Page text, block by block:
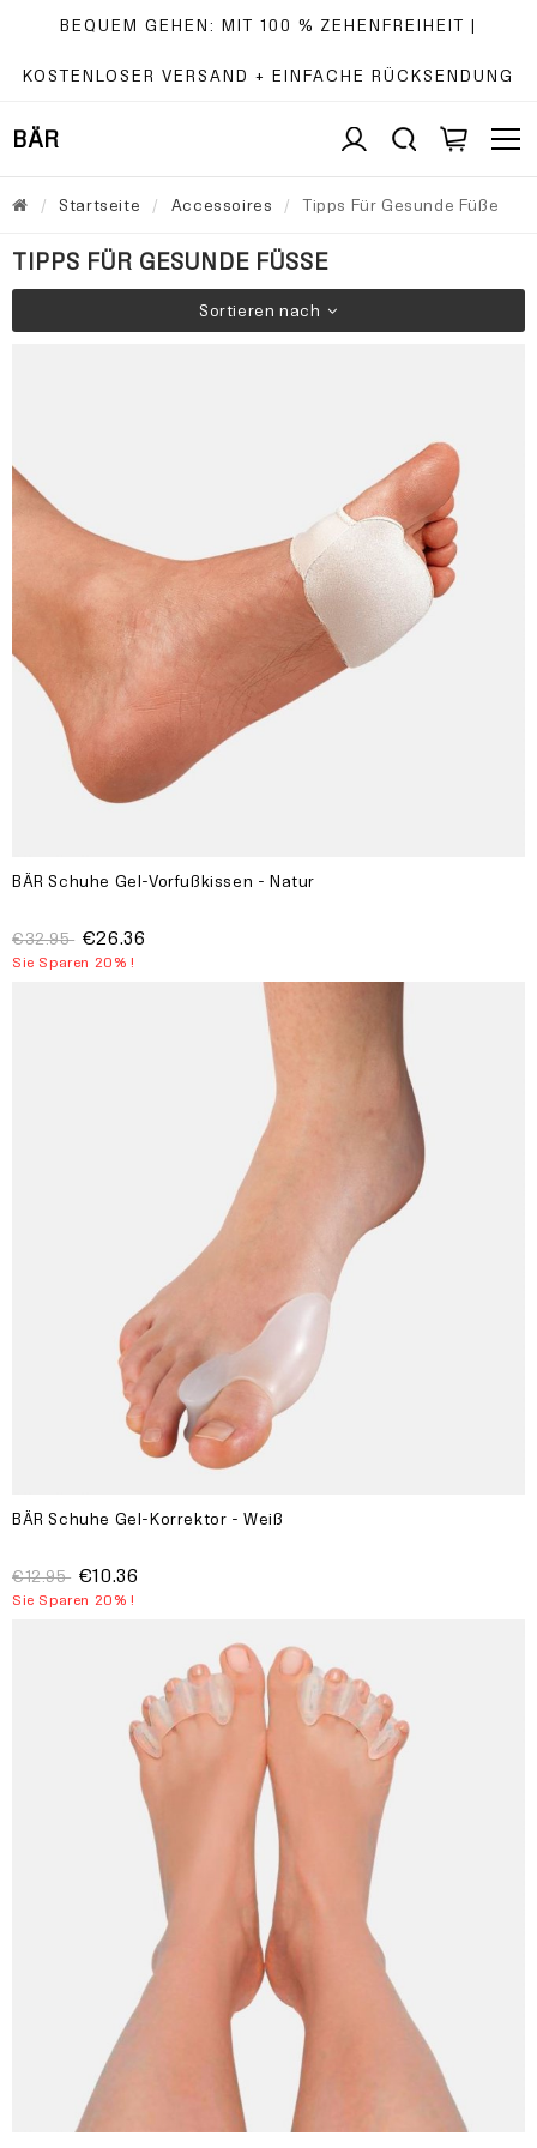
BEQUEM GEHEN: MIT 100 % ZEHENFREIHEIT |
KOSTENLOSER VERSAND + EINFACHE RÜCKSENDUNG
BÄR
Startseite Accessoires Tipps Für Gesunde Füße
TIPPS FÜR GESUNDE FÜSSE
Sortieren nach
BÄR Schuhe Gel-Vorfußkissen - Natur
€32.95 €26.36
Sie Sparen 20% !
BÄR Schuhe Gel-Korrektor - Weiß
€12.95 €10.36
Sie Sparen 20% !